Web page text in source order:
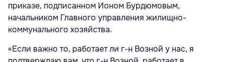
приказе, подписанном Ионом Бурдюмовым,
начальником Главного управления жилищно-
коммунального хозяйства.
«Если важно то, работает ли г-н Возной у нас, я